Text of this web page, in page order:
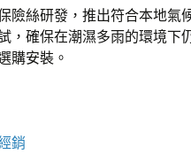
險絲研發，推出符合本地氣
，確保在潮濕多雨的環境下
購安裝。
銷